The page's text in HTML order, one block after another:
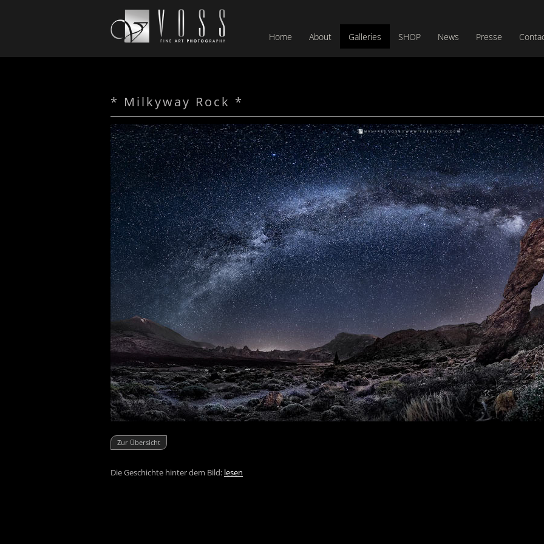
Home About Galleries SHOP News Presse
* Milkyway Rock *
Zur Übersicht
Die Geschichte hinter dem Bild: lesen